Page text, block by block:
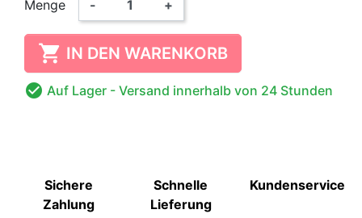
Menge - +
 IN DEN WARENKORB
 Auf Lager - Versand innerhalb von 24 Stunden
Sichere
Zahlung
Schnelle
Lieferung
Kundenservice